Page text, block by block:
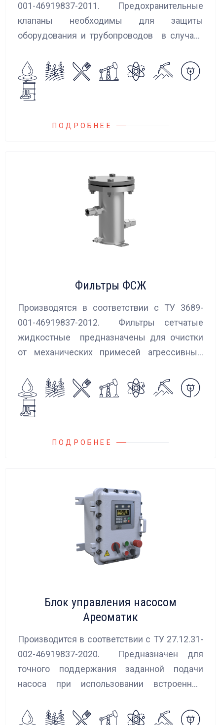
001-46919837-2011. Предохранительные
клапаны необходимы для защиты
оборудования и трубопроводов в случаях
сброса среды в систему низкого давления.
ПОДРОБНЕЕ
Фильтры ФСЖ
Производятся в соответствии с ТУ 3689-
001-46919837-2012. Фильтры сетчатые
жидкостные предназначены для очистки
от механических примесей агрессивных,
и суспензий. Фильтры устанавливаются
на всасывающих линиях дозировочных
насосных агрегатов и установок.
ПОДРОБНЕЕ
Блок управления насосом
Ареоматик
Производится в соответствии с ТУ 27.12.31-
002-46919837-2020. Предназначен для
точного поддержания заданной подачи
насоса при использовании встроенных
Блок управления Ареоматик совместим с